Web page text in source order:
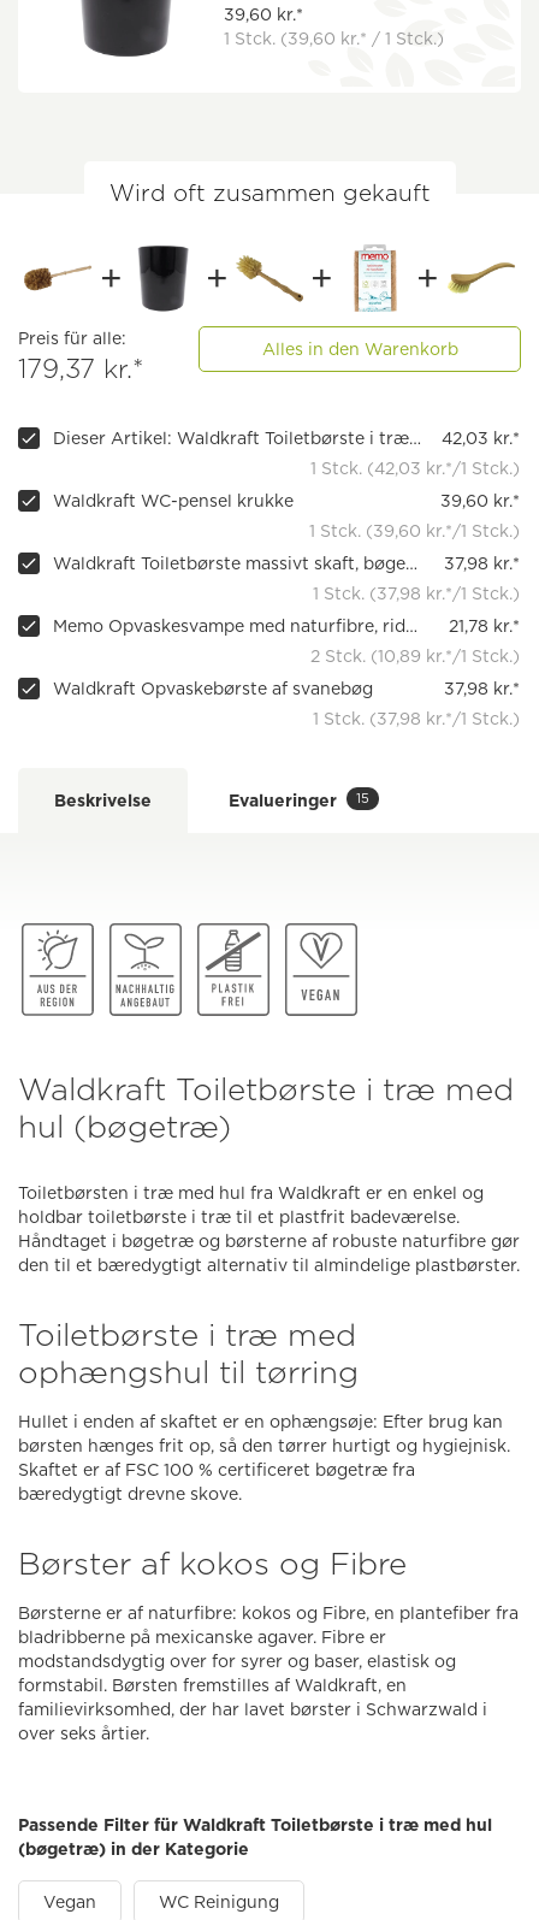
39,60 kr.*
1 Stck. (39,60 kr.* / 1 Stck.)
Wird oft zusammen gekauft
Preis für alle:
179,37 kr.*
Alles in den Warenkorb
Dieser Artikel: Waldkraft Toiletbørste i træ med hul (bøgetræ)
42,03 kr.*
1 Stck. (42,03 kr.*/1 Stck.)
Waldkraft WC-pensel krukke
39,60 kr.*
1 Stck. (39,60 kr.*/1 Stck.)
Waldkraft Toiletbørste massivt skaft, bøgetræ, olieret
37,98 kr.*
1 Stck. (37,98 kr.*/1 Stck.)
Memo Opvaskesvampe med naturfibre, ridsefri, 2 stk.
21,78 kr.*
2 Stck. (10,89 kr.*/1 Stck.)
Waldkraft Opvaskebørste af svanebøg
37,98 kr.*
1 Stck. (37,98 kr.*/1 Stck.)
Beskrivelse Evalueringer 15
Waldkraft Toiletbørste i træ med
hul (bøgetræ)
Toiletbørsten i træ med hul fra Waldkraft er en enkel og
holdbar toiletbørste i træ til et plastfrit badeværelse.
Håndtaget i bøgetræ og børsterne af robuste naturfibre gør
den til et bæredygtigt alternativ til almindelige plastbørster.
Toiletbørste i træ med
ophængshul til tørring
Hullet i enden af skaftet er en ophængsøje: Efter brug kan
børsten hænges frit op, så den tørrer hurtigt og hygiejnisk.
Skaftet er af FSC 100 % certificeret bøgetræ fra
bæredygtigt drevne skove.
Børster af kokos og Fibre
Børsterne er af naturfibre: kokos og Fibre, en plantefiber fra
bladribberne på mexicanske agaver. Fibre er
modstandsdygtig over for syrer og baser, elastisk og
formstabil. Børsten fremstilles af Waldkraft, en
familievirksomhed, der har lavet børster i Schwarzwald i
over seks årtier.
Passende Filter für Waldkraft Toiletbørste i træ med hul
(bøgetræ) in der Kategorie
Vegan WC Reinigung